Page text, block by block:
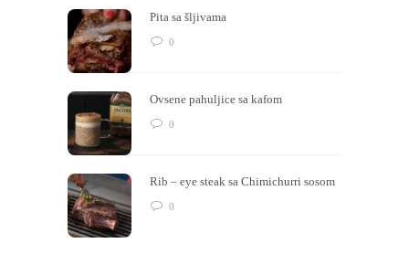
Pita sa šljivama
0
Ovsene pahuljice sa kafom
0
Rib – eye steak sa Chimichurri sosom
0